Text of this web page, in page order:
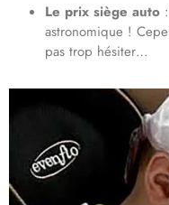
Le prix siège auto
astronomique !
pas trop hésiter…